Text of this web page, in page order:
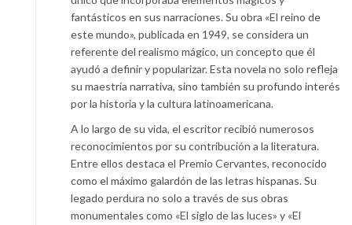
fantásticos en sus narraciones. Su obra «El reino de
este mundo», publicada en 1949, se considera un
referente del realismo mágico, un concepto que él
ayudó a definir y popularizar. Esta novela no solo refleja
su maestría narrativa, sino también su profundo interés
por la historia y la cultura latinoamericana.
A lo largo de su vida, el escritor recibió numerosos
reconocimientos por su contribución a la literatura.
Entre ellos destaca el Premio Cervantes, reconocido
como el máximo galardón de las letras hispanas. Su
legado perdura no solo a través de sus obras
monumentales como «El siglo de las luces» y «El